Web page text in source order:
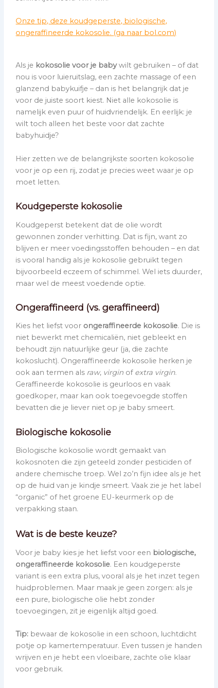
Onze tip, deze koudgeperste, biologische,
ongeraffineerde kokosolie. (ga naar bol.com)
Als je kokosolie voor je babywilt gebruiken – of dat
nou is voor luieruitslag, een zachte massage of een
glanzend babykuifje – dan is het belangrijk dat je
voor de juiste soort kiest. Niet alle kokosolie is
namelijk even puur of huidvriendelijk. En eerlijk: je
wilt toch alleen het beste voor dat zachte
babyhuidje?
Hier zetten we de belangrijkste soorten kokosolie
voor je op een rij, zodat je precies weet waar je op
moet letten.
Koudgeperste kokosolie
Koudgeperst betekent dat de olie wordt
gewonnen zonder verhitting. Dat is fijn, want zo
blijven er meer voedingsstoffen behouden – en dat
is vooral handig als je kokosolie gebruikt tegen
bijvoorbeeld eczeem of schimmel. Wel iets duurder,
maar wel de meest voedende optie.
Ongeraffineerd (vs. geraffineerd)
Kies het liefst voor ongeraffineerde kokosolie. Die is
niet bewerkt met chemicaliën, niet gebleekt en
behoudt zijn natuurlijke geur (ja, die zachte
kokoslucht). Ongeraffineerde kokosolie herken je
ook aan termen als raw, virgin of extra virgin.
Geraffineerde kokosolie is geurloos en vaak
goedkoper, maar kan ook toegevoegde stoffen
bevatten die je liever niet op je baby smeert.
Biologische kokosolie
Biologische kokosolie wordt gemaakt van
kokosnoten die zijn geteeld zonder pesticiden of
andere chemische troep. Wel zo’n fijn idee als je het
op de huid van je kindje smeert. Vaak zie je het label
“organic” of het groene EU-keurmerk op de
verpakking staan.
Wat is de beste keuze?
Voor je baby kies je het liefst voor een biologische,
ongeraffineerde kokosolie. Een koudgeperste
variant is een extra plus, vooral als je het inzet tegen
huidproblemen. Maar maak je geen zorgen: als je
een pure, biologische olie hebt zonder
toevoegingen, zit je eigenlijk altijd goed.
Tip: bewaar de kokosolie in een schoon, luchtdicht
potje op kamertemperatuur. Even tussen je handen
wrijven en je hebt een vloeibare, zachte olie klaar
voor gebruik.